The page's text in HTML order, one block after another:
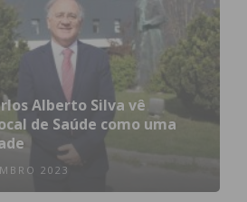
Alberto Silva vê
de Saúde como uma
2023